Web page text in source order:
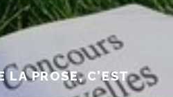
LA PROSE, C’EST